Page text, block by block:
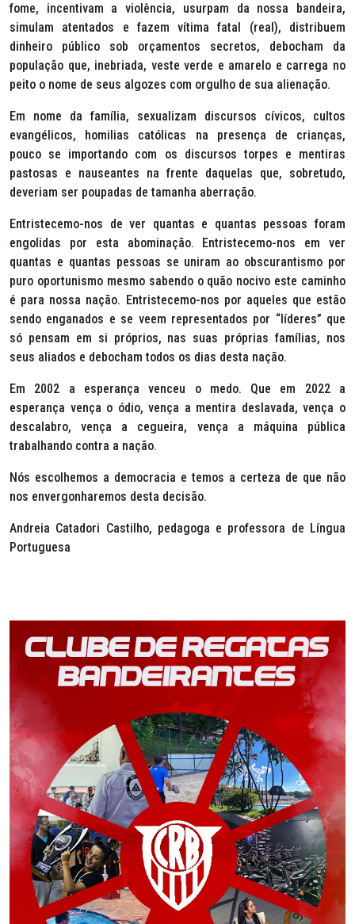
fome, incentivam a violência, usurpam da nossa bandeira,
simulam atentados e fazem vítima fatal (real), distribuem
dinheiro público sob orçamentos secretos, debocham da
população que, inebriada, veste verde e amarelo e carrega no
peito o nome de seus algozes com orgulho de sua alienação.
Em nome da família, sexualizam discursos cívicos, cultos
evangélicos, homilias católicas na presença de crianças,
pouco se importando com os discursos torpes e mentiras
pastosas e nauseantes na frente daquelas que, sobretudo,
deveriam ser poupadas de tamanha aberração.
Entristecemo-nos de ver quantas e quantas pessoas foram
engolidas por esta abominação. Entristecemo-nos em ver
quantas e quantas pessoas se uniram ao obscurantismo por
puro oportunismo mesmo sabendo o quão nocivo este caminho
é para nossa nação. Entristecemo-nos por aqueles que estão
sendo enganados e se veem representados por “líderes” que
só pensam em si próprios, nas suas próprias famílias, nos
seus aliados e debocham todos os dias desta nação.
Em 2002 a esperança venceu o medo. Que em 2022 a
esperança vença o ódio, vença a mentira deslavada, vença o
descalabro, vença a cegueira, vença a máquina pública
trabalhando contra a nação.
Nós escolhemos a democracia e temos a certeza de que não
nos envergonharemos desta decisão.
Andreia Catadori Castilho, pedagoga e professora de Língua
Portuguesa